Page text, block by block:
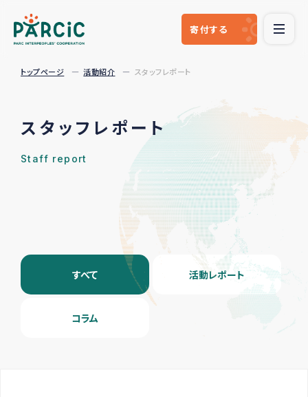
寄付する
トップページ 活動紹介 スタッフレポート
スタッフレポート
Staff report
すべて 活動レポート
コラム